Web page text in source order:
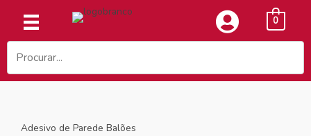
conteúdo
0
Adesivo de Parede Balões